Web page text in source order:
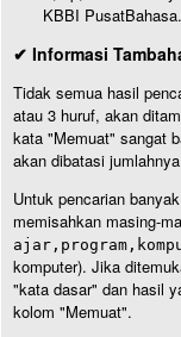
KBBI PusatBahasa.
✔ Informasi
Tidak semua hasil
atau 3 huruf, akan
kata "Memuat" sangat
akan dibatasi
Untuk pencarian
memisahkan masing-
komputer). Jika
"kata dasar" dan hasil
kolom "Memuat".